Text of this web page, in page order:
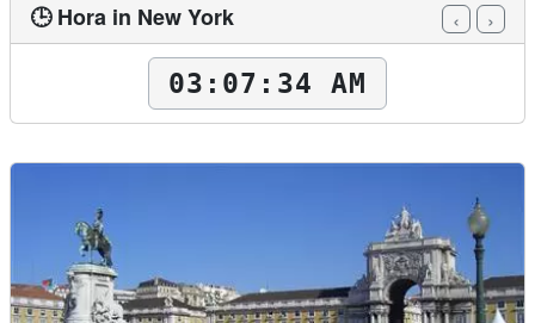
🕒 Hora in New York ‹ ›
03:07:36 AM